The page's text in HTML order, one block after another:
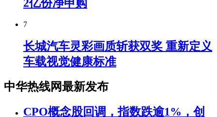
2亿份净申购
7
长城汽车灵彩画质斩获双奖 重新定义
车载视觉健康标准
中华热线网最新发布
CPO概念股回调，指数跌逾1%，创